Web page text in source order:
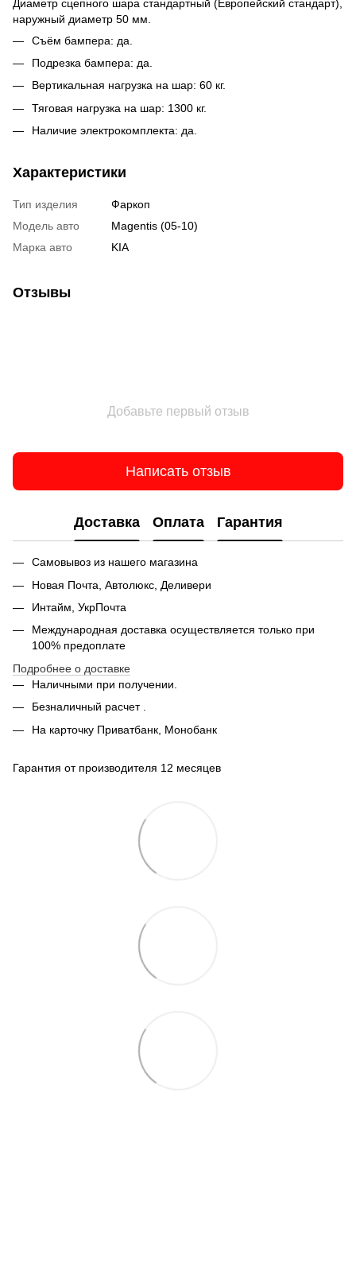
Диаметр сцепного шара стандартный (Европейский стандарт),
наружный диаметр 50 мм.
Съём бампера: да.
Подрезка бампера: да.
Вертикальная нагрузка на шар: 60 кг.
Тяговая нагрузка на шар: 1300 кг.
Наличие электрокомплекта: да.
Характеристики
Тип изделия
Фаркоп
Модель авто
Magentis (05-10)
Марка авто
KIA
Отзывы
Добавьте первый отзыв
Написать отзыв
Доставка Оплата Гарантия
Самовывоз из нашего магазина
Новая Почта, Автолюкс, Деливери
Интайм, УкрПочта
Международная доставка осуществляется только при
100% предоплате
Подробнее о доставке
Наличными при получении.
Безналичный расчет .
На карточку Приватбанк, Монобанк
Гарантия от производителя 12 месяцев